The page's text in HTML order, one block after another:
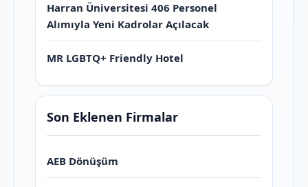
Harran Üniversitesi 406 Personel
Alımıyla Yeni Kadrolar Açılacak
MR LGBTQ+ Friendly Hotel
Son Eklenen Firmalar
AEB Dönüşüm